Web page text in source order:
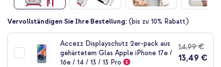
Zum
Bildgalerie
springen
Vervollständigen Sie Ihre Bestellung: (bis zu 10% Rabatt)
Accezz Displayschutz 2er-pack aus
gehärtetem Glas Apple iPhone 17e /
16e / 14 / 13 / 13 Pro
14,99 €
13,49 €